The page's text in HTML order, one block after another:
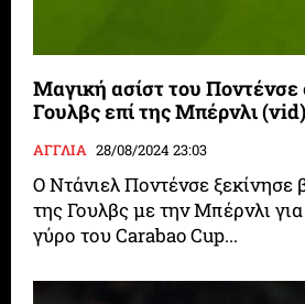
Μαγική ασίστ του Ποντένσε
Γουλβς επί της Μπέρνλι (vid)
ΑΓΓΛΙΑ 28/08/2024 23:03
Ο Ντάνιελ Ποντένσε ξεκίνησε
της Γουλβς με την Μπέρνλι
γύρο του Carabao Cup...